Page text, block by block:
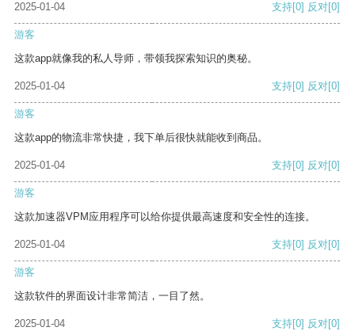
2025-01-04
支持[0] 反对[0]
游客
这款app就像我的私人导师，带领我探索知识的奥秘。
2025-01-04 支持[0] 反对[0]
游客
这款app的物流非常快捷，我下单后很快就能收到商品。
2025-01-04 支持[0] 反对[0]
游客
这款加速器VPM应用程序可以给你提供最高速度和安全性的连接。
2025-01-04 支持[0] 反对[0]
游客
这款软件的界面设计非常简洁，一目了然。
2025-01-04 支持[0] 反对[0]